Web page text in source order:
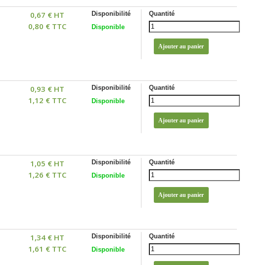
0,67 € HT
0,80 € TTC
Disponibilité
Disponible
Quantité
0,93 € HT
1,12 € TTC
Disponibilité
Disponible
Quantité
1,05 € HT
1,26 € TTC
Disponibilité
Disponible
Quantité
1,34 € HT
1,61 € TTC
Disponibilité
Disponible
Quantité